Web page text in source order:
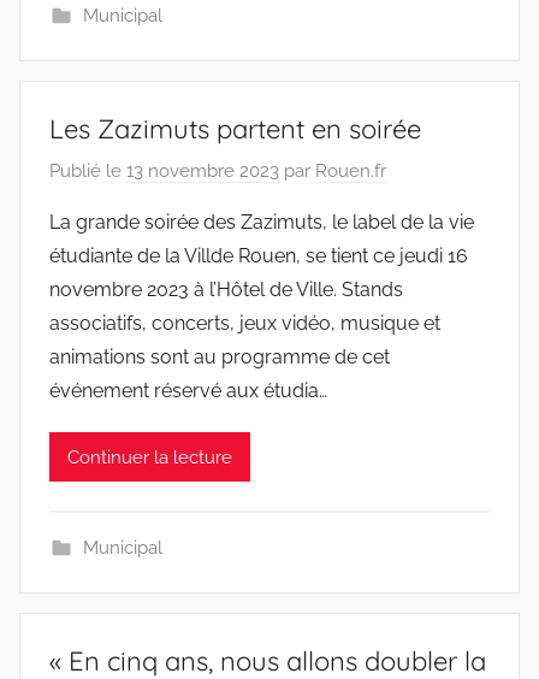
Municipal
Les Zazimuts partent en soirée
Publié le 13 novembre 2023 par Rouen.fr
La grande soirée des Zazimuts, le label de la vie
étudiante de la Villde Rouen, se tient ce jeudi 16
novembre 2023 à l’Hôtel de Ville. Stands
associatifs, concerts, jeux vidéo, musique et
animations sont au programme de cet
événement réservé aux étudia…
Continuer la lecture
Municipal
« En cinq ans, nous allons doubler la